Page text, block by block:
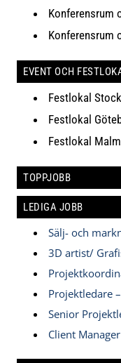
Konferensrum
Konferensrum
EVENT OCH
Festlokal
Festlokal
Festlokal
TOPPJOBB
LEDIGA JOBB
Sälj- och
3D artist/
Projektledare
Senior
Client